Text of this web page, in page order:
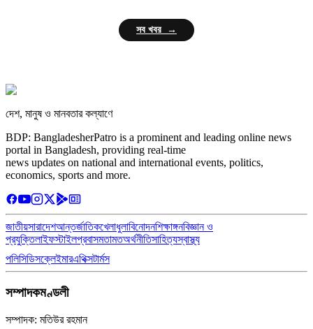
সব খবর →
দেশ, মানুষ ও মানবতার কল্যাণে
BDP: BangladesherPatro is a prominent and leading online news
portal in Bangladesh, providing real-time
news updates on national and international events, politics,
economics, sports and more.
জাতীয়সারাদেশআন্তর্জাতিকখেলাধুলাবিনোদনশিক্ষাঙ্গনবিজ্ঞান ও
প্রযুক্তিলাইফস্টাইলপ্রবাসমতামতঅর্থনীতিসাহিত্যস্বাস্থ্য
পলিসিডিসক্লেইমারএথিক্সটার্মস
সম্পাদকমণ্ডলী
সম্পাদক: মতিউর রহমান